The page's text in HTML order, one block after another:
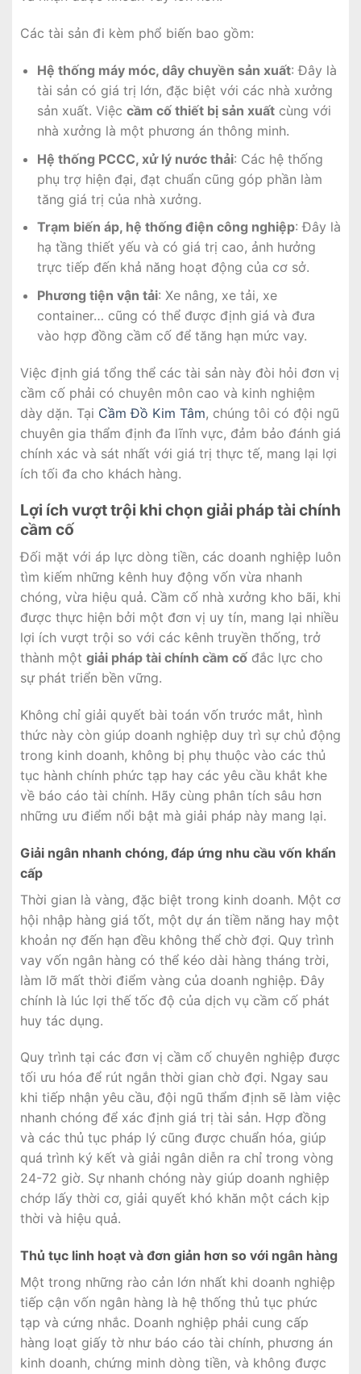
Các tài sản đi kèm phổ biến bao gồm:
Hệ thống máy móc, dây chuyền sản xuất: Đây là
tài sản có giá trị lớn, đặc biệt với các nhà xưởng
sản xuất. Việc cầm cố thiết bị sản xuấtcùng với
nhà xưởng là một phương án thông minh.
Hệ thống PCCC, xử lý nước thải: Các hệ thống
phụ trợ hiện đại, đạt chuẩn cũng góp phần làm
tăng giá trị của nhà xưởng.
Trạm biến áp, hệ thống điện công nghiệp: Đây là
hạ tầng thiết yếu và có giá trị cao, ảnh hưởng
trực tiếp đến khả năng hoạt động của cơ sở.
Phương tiện vận tải: Xe nâng, xe tải, xe
container… cũng có thể được định giá và đưa
vào hợp đồng cầm cố để tăng hạn mức vay.
Việc định giá tổng thể các tài sản này đòi hỏi đơn vị
cầm cố phải có chuyên môn cao và kinh nghiệm
dày dặn. Tại Cầm Đồ Kim Tâm, chúng tôi có đội ngũ
chuyên gia thẩm định đa lĩnh vực, đảm bảo đánh giá
chính xác và sát nhất với giá trị thực tế, mang lại lợi
ích tối đa cho khách hàng.
Lợi ích vượt trội khi chọn giải pháp tài chính
cầm cố
Đối mặt với áp lực dòng tiền, các doanh nghiệp luôn
tìm kiếm những kênh huy động vốn vừa nhanh
chóng, vừa hiệu quả. Cầm cố nhà xưởng kho bãi, khi
được thực hiện bởi một đơn vị uy tín, mang lại nhiều
lợi ích vượt trội so với các kênh truyền thống, trở
thành một giải pháp tài chính cầm cố đắc lực cho
sự phát triển bền vững.
Không chỉ giải quyết bài toán vốn trước mắt, hình
thức này còn giúp doanh nghiệp duy trì sự chủ động
trong kinh doanh, không bị phụ thuộc vào các thủ
tục hành chính phức tạp hay các yêu cầu khắt khe
về báo cáo tài chính. Hãy cùng phân tích sâu hơn
những ưu điểm nổi bật mà giải pháp này mang lại.
Giải ngân nhanh chóng, đáp ứng nhu cầu vốn khẩn
cấp
Thời gian là vàng, đặc biệt trong kinh doanh. Một cơ
hội nhập hàng giá tốt, một dự án tiềm năng hay một
khoản nợ đến hạn đều không thể chờ đợi. Quy trình
vay vốn ngân hàng có thể kéo dài hàng tháng trời,
làm lỡ mất thời điểm vàng của doanh nghiệp. Đây
chính là lúc lợi thế tốc độ của dịch vụ cầm cố phát
huy tác dụng.
Quy trình tại các đơn vị cầm cố chuyên nghiệp được
tối ưu hóa để rút ngắn thời gian chờ đợi. Ngay sau
khi tiếp nhận yêu cầu, đội ngũ thẩm định sẽ làm việc
nhanh chóng để xác định giá trị tài sản. Hợp đồng
và các thủ tục pháp lý cũng được chuẩn hóa, giúp
quá trình ký kết và giải ngân diễn ra chỉ trong vòng
24-72 giờ. Sự nhanh chóng này giúp doanh nghiệp
chớp lấy thời cơ, giải quyết khó khăn một cách kịp
thời và hiệu quả.
Thủ tục linh hoạt và đơn giản hơn so với ngân hàng
Một trong những rào cản lớn nhất khi doanh nghiệp
tiếp cận vốn ngân hàng là hệ thống thủ tục phức
tạp và cứng nhắc. Doanh nghiệp phải cung cấp
hàng loạt giấy tờ như báo cáo tài chính, phương án
kinh doanh, chứng minh dòng tiền, và không được